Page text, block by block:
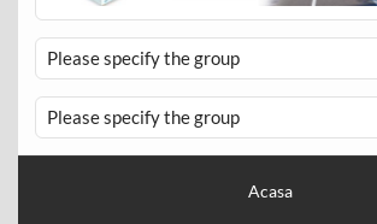
Please specify the group
Please specify the group
Acasa